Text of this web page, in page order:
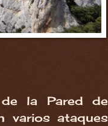
la Pared de
varios ataques